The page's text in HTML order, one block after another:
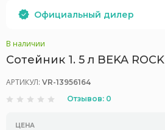
Официальный дилер
В наличии
Сотейник 1. 5 л BEKA ROCK
АРТИКУЛ: VR-13956164
Отзывов: 0
ЦЕНА